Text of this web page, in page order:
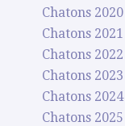
Chatons 2020
Chatons 2021
Chatons 2022
Chatons 2023
Chatons 2024
Chatons 2025